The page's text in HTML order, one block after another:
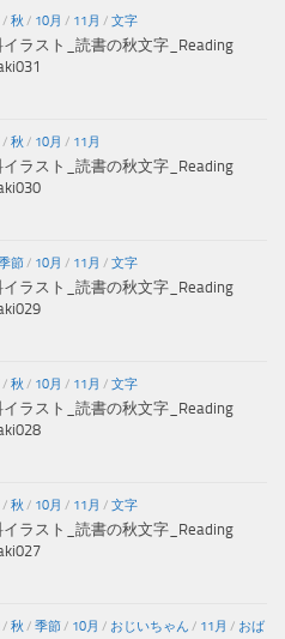
/ 秋 / 10月 / 11月 / 文字
ラスト_読書の秋文字_Reading
/ 秋 / 10月 / 11月
ラスト_読書の秋文字_Reading
節/ 10月 / 11月 / 文字
ラスト_読書の秋文字_Reading
/ 秋 / 10月 / 11月 / 文字
ラスト_読書の秋文字_Reading
/ 秋 / 10月 / 11月 / 文字
ラスト_読書の秋文字_Reading
/ 秋 / 季節/ 10月 / おじいちゃん / 11月 / おば